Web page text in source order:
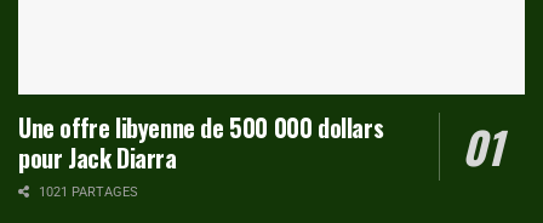
Une offre libyenne de 500 000 dollars
pour Jack Diarra
1021 PARTAGES